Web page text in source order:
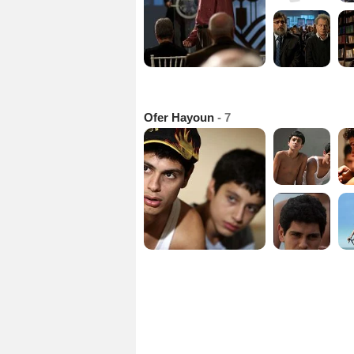
Ofer Hayoun - 7